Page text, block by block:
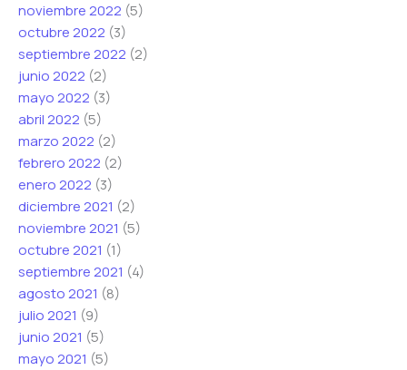
noviembre 2022 (5)
octubre 2022 (3)
septiembre 2022 (2)
junio 2022 (2)
mayo 2022 (3)
abril 2022 (5)
marzo 2022 (2)
febrero 2022 (2)
enero 2022 (3)
diciembre 2021 (2)
noviembre 2021 (5)
octubre 2021 (1)
septiembre 2021 (4)
agosto 2021 (8)
julio 2021 (9)
junio 2021 (5)
mayo 2021 (5)